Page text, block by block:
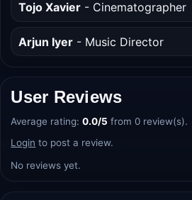
Tojo Xavier- Cinematographer
Arjun Iyer- Music Director
User Reviews
Average rating:0.0/5 from 0 review(s).
Login to post a review.
No reviews yet.